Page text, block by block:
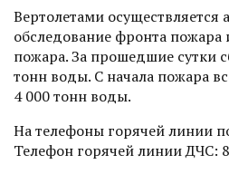
Вертолетами осуществляется
обследование фронта пожара
пожара. За прошедшие сутки
тонн воды. С начала пожара
4 000 тонн воды.
На телефоны горячей линии
Телефон горячей линии ДЧС: